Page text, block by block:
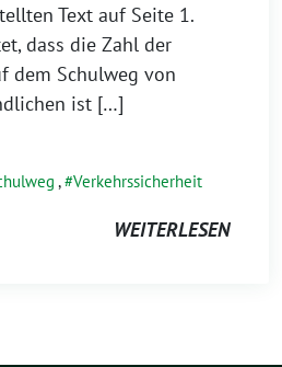
Text auf Seite 1.
dass die Zahl der
dem Schulweg von
ist […]
, Verkehrssicherheit
WEITERLESEN